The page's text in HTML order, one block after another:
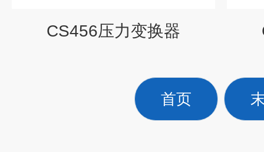
CS456压力变换器
首页